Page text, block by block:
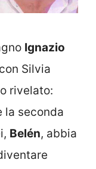
Ignazio
Silvia
rivelato:
la seconda
Belén, abbia